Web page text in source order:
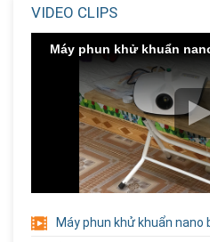
Giá: Liên hệ
Chậu Rửa Inox
Giá: Liên hệ
Xe Đẩy Inox 3
VIDEO CLIPS
Máy phun khử khuẩn
Máy phun khử khuẩn nano